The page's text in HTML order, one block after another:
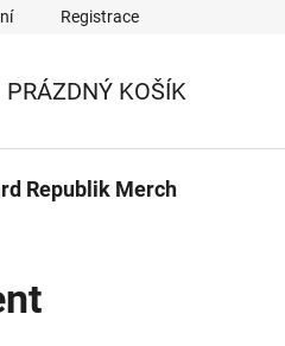
Napiště nám
Registrace
PRÁZDNÝ KOŠÍK
Republik Merch